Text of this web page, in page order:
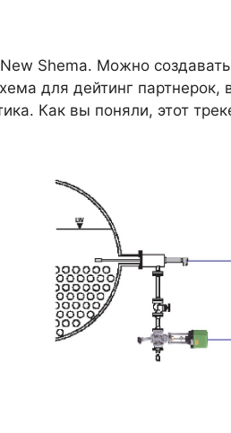
Shema. Можно
для дейтинг
Как вы поняли, этот